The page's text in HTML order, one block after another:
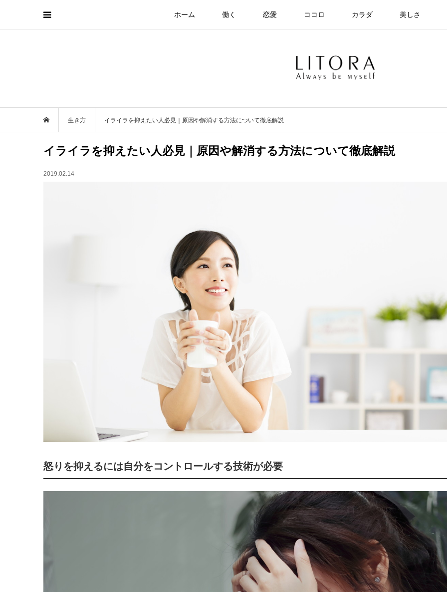
ホーム 働く 恋愛 ココロ カラダ 美しさ
生き方 イライラを抑えたい人必見｜原因や解消する方法について徹底解説
イライラを抑えたい人必見｜原因や解消する方法について徹底解説
2019.02.14
怒りを抑えるには自分をコントロールする技術が必要